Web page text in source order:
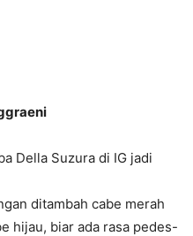
Della Suzura di IG jadi
ditambah cabe merah
hijau, biar ada rasa pedes-